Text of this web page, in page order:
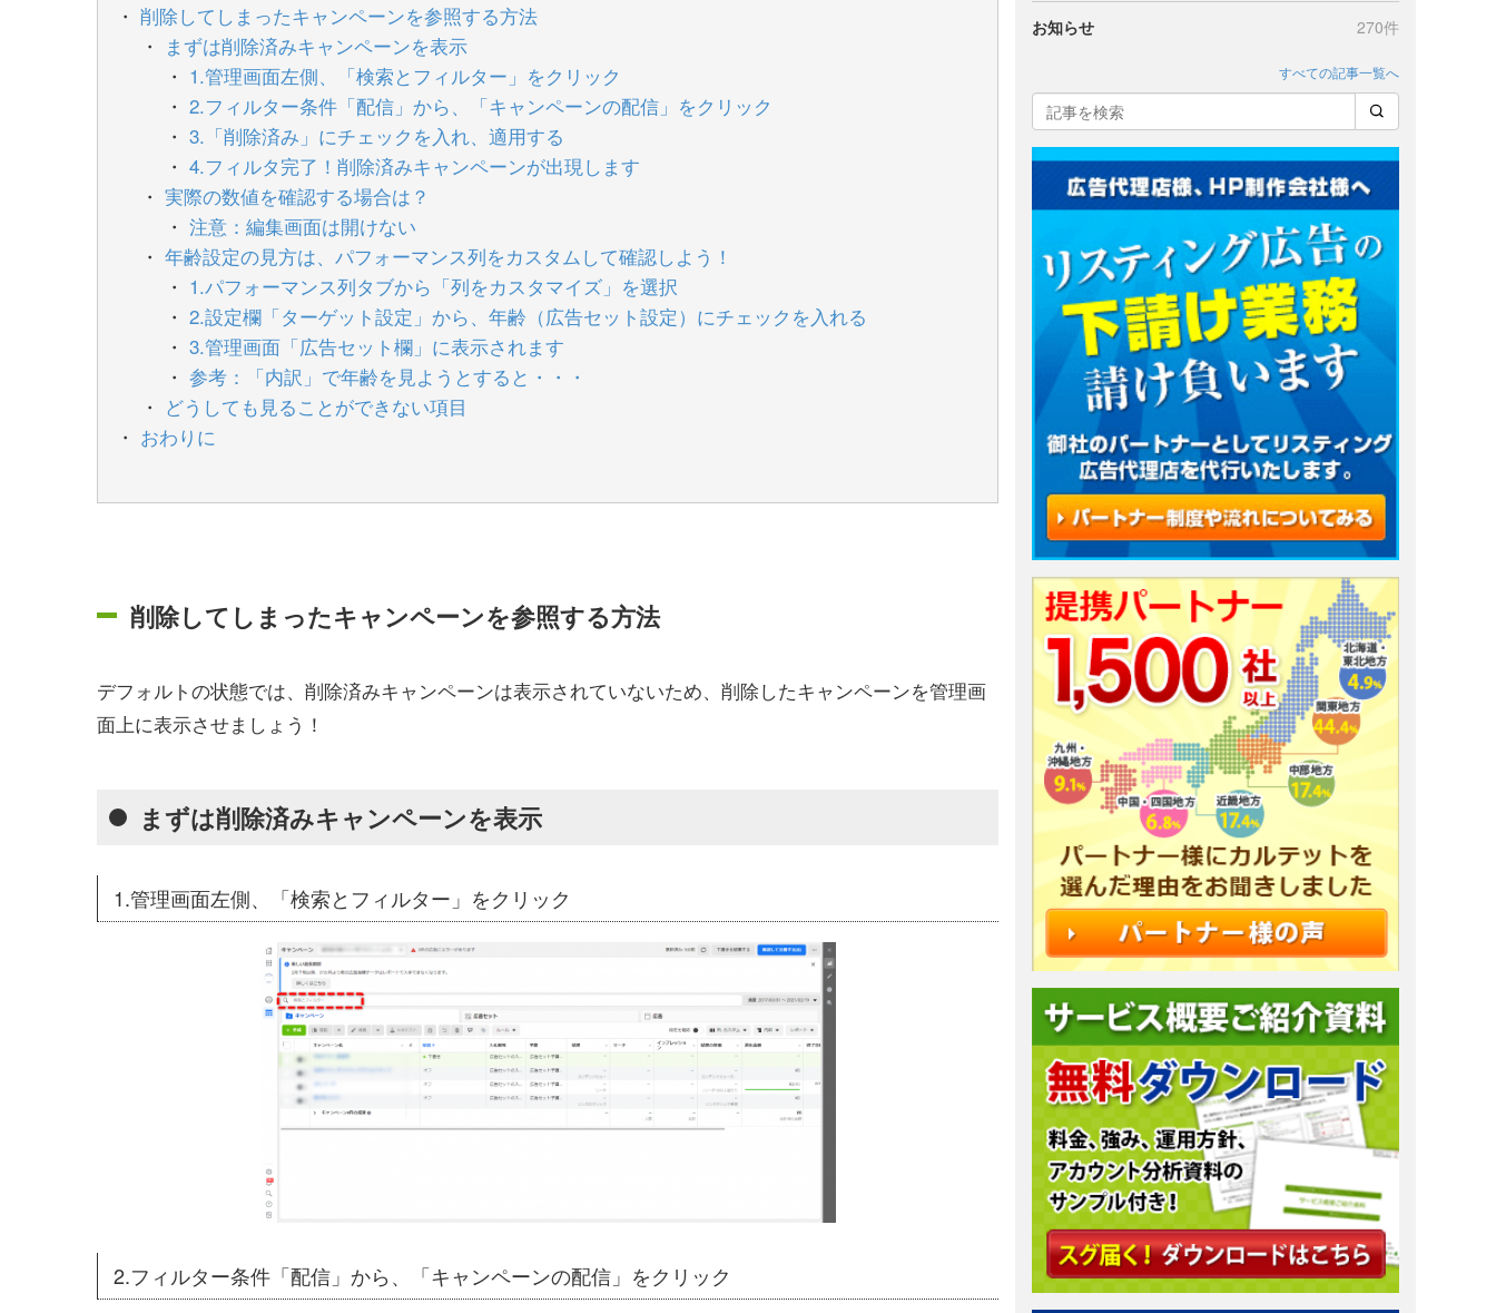
削除してしまったキャンペーンを参照する方法
まずは削除済みキャンペーンを表示
1.管理画面左側、「検索とフィルター」をクリック
2.フィルター条件「配信」から、「キャンペーンの配信」をクリック
3.「削除済み」にチェックを入れ、適用する
4.フィルタ完了！削除済みキャンペーンが出現します
実際の数値を確認する場合は？
注意：編集画面は開けない
年齢設定の見方は、パフォーマンス列をカスタムして確認しよう！
1.パフォーマンス列タブから「列をカスタマイズ」を選択
2.設定欄「ターゲット設定」から、年齢（広告セット設定）にチェックを入れる
3.管理画面「広告セット欄」に表示されます
参考：「内訳」で年齢を見ようとすると・・・
どうしても見ることができない項目
おわりに
削除してしまったキャンペーンを参照する方法
デフォルトの状態では、削除済みキャンペーンは表示されていないため、削除したキャンペーンを管理画
面上に表示させましょう！
まずは削除済みキャンペーンを表示
1.管理画面左側、「検索とフィルター」をクリック
2.フィルター条件「配信」から、「キャンペーンの配信」をクリック
お知らせ 270件
すべての記事一覧へ